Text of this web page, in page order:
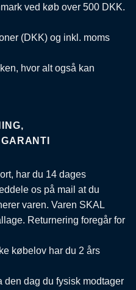
ved køb over 500 DKK.
(DKK) og inkl. moms
hvor alt også kan
har du 14 dages
os på mail at du
varen. Varen SKAL
Returnering foregår for
købelov har du 2 års
dag du fysisk modtager